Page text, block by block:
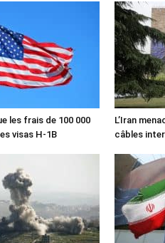
les frais de 100 000
visas H-1B
L’Iran
câbles